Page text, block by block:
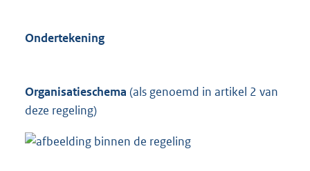
Ondertekening
Organisatieschema (als genoemd in artikel 2 van
deze regeling)